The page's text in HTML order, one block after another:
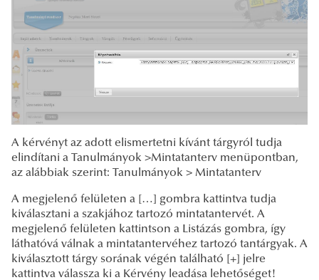
A kérvényt az adott elismertetni kívánt tárgyról tudja
elindítani a Tanulmányok >Mintatanterv menüpontban,
az alábbiak szerint: Tanulmányok > Mintatanterv
A megjelenő felületen a […] gombra kattintva tudja
kiválasztani a szakjához tartozó mintatantervét. A
megjelenő felületen kattintson a Listázás gombra, így
láthatóvá válnak a mintatantervéhez tartozó tantárgyak. A
kiválasztott tárgy sorának végén található [+] jelre
kattintva válassza ki a Kérvény leadása lehetőséget!